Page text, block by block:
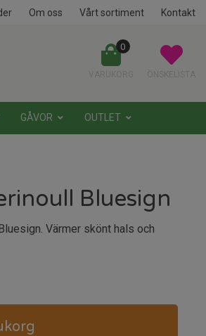
Om oss Vårt sortiment Kontakt
0
GÅVOR OUTLET
Bluesign
Värmer skönt hals och